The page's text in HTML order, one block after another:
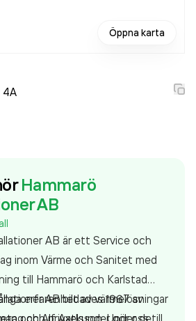
Öppna karta
4A
Hammarö
AB
AB är ett Service och
inom Värme och Sanitet med
till Hammarö och Karlstad
erfarenhet av värmelösningar
och privatkunder gör oss till
AB bildades 1967 av
och Alf Axelsson. Under de